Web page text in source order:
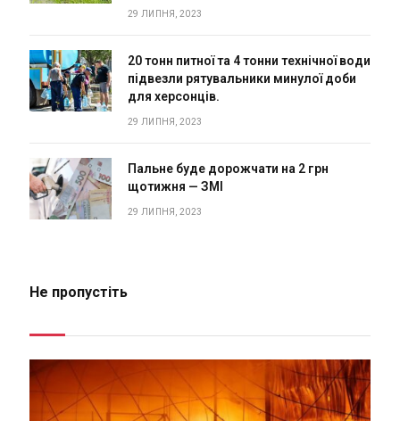
29 ЛИПНЯ, 2023
20 тонн питної та 4 тонни технічної води
підвезли рятувальники минулої доби
для херсонців.
29 ЛИПНЯ, 2023
Пальне буде дорожчати на 2 грн
щотижня — ЗМІ
29 ЛИПНЯ, 2023
Не пропустіть